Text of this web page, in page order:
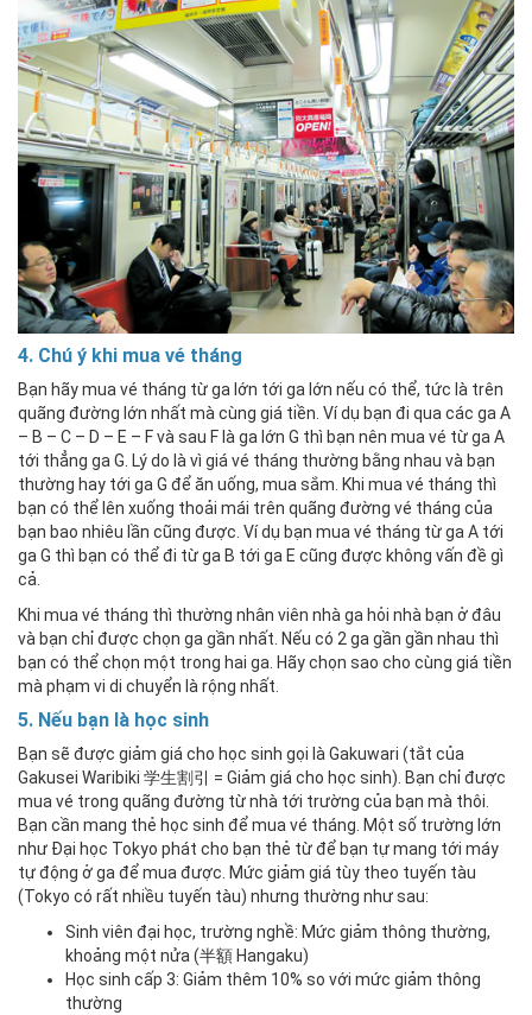
4. Chú ý khi mua vé tháng
Bạn hãy mua vé tháng từ ga lớn tới ga lớn nếu có thể, tức là trên
quãng đường lớn nhất mà cùng giá tiền. Ví dụ bạn đi qua các ga A
– B – C – D – E – F và sau F là ga lớn G thì bạn nên mua vé từ ga A
tới thẳng ga G. Lý do là vì giá vé tháng thường bằng nhau và bạn
thường hay tới ga G để ăn uống, mua sắm. Khi mua vé tháng thì
bạn có thể lên xuống thoải mái trên quãng đường vé tháng của
bạn bao nhiêu lần cũng được. Ví dụ bạn mua vé tháng từ ga A tới
ga G thì bạn có thể đi từ ga B tới ga E cũng được không vấn đề gì
cả.
Khi mua vé tháng thì thường nhân viên nhà ga hỏi nhà bạn ở đâu
và bạn chỉ được chọn ga gần nhất. Nếu có 2 ga gần gần nhau thì
bạn có thể chọn một trong hai ga. Hãy chọn sao cho cùng giá tiền
mà phạm vi di chuyển là rộng nhất.
5. Nếu bạn là học sinh
Bạn sẽ được giảm giá cho học sinh gọi là Gakuwari (tắt của
Gakusei Waribiki 学生割引 = Giảm giá cho học sinh). Bạn chỉ được
mua vé trong quãng đường từ nhà tới trường của bạn mà thôi.
Bạn cần mang thẻ học sinh để mua vé tháng. Một số trường lớn
như Đại học Tokyo phát cho bạn thẻ từ để bạn tự mang tới máy
tự động ở ga để mua được. Mức giảm giá tùy theo tuyến tàu
(Tokyo có rất nhiều tuyến tàu) nhưng thường như sau:
Sinh viên đại học, trường nghề: Mức giảm thông thường,
khoảng một nửa (半額 Hangaku)
Học sinh cấp 3: Giảm thêm 10% so với mức giảm thông
thường